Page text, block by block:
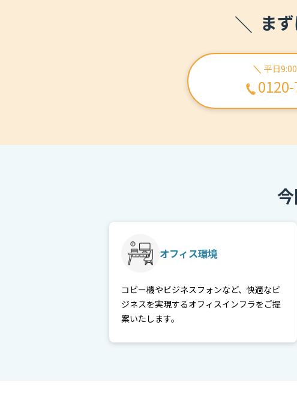
ま
平日
オフィス環境
コピー機やビジネスフォンなど、快適なビ
ジネスを実現するオフィスインフラをご提
案いたします。